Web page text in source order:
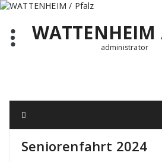
Zum
springen
administrator
Seniorenfahrt 2024